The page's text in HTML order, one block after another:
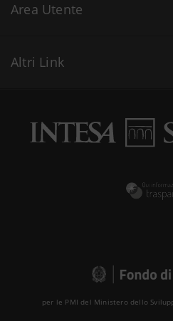
Area Utente
Altri Link
per le PMI del Ministero dello